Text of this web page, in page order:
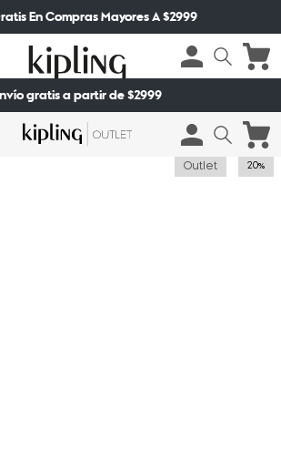
En Compras Mayores A $2999
gratis a partir de $2999
Outlet 20%